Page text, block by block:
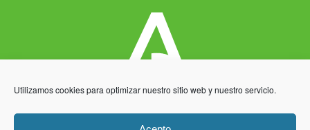
Utilizamos cookies para optimizar nuestro sitio web y nuestro servicio.